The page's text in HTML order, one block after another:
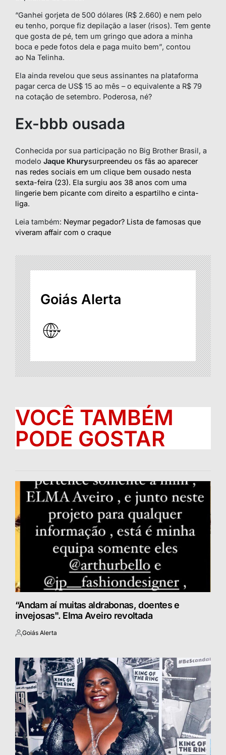
“Ganhei gorjeta de 500 dólares (R$ 2.660) e nem pelo
eu tenho, porque fiz depilação a laser (risos). Tem gente
que gosta de pé, tem um gringo que adora a minha
boca e pede fotos dela e paga muito bem”, contou
ao Na Telinha.
Ela ainda revelou que seus assinantes na plataforma
pagar cerca de US$ 15 ao mês – o equivalente a R$ 79
na cotação de setembro. Poderosa, né?
Ex-bbb ousada
Conhecida por sua participação no Big Brother Brasil, a
modelo Jaque Khurysurpreendeu os fãs ao aparecer
nas redes sociais em um clique bem ousado nesta
sexta-feira (23). Ela surgiu aos 38 anos com uma
lingerie bem picante com direito a espartilho e cinta-
liga.
Leia também: Neymar pegador? Lista de famosas que
viveram affair com o craque
Goiás Alerta
VOCÊ TAMBÉM
PODE GOSTAR
“Andam aí muitas aldrabonas, doentes e
invejosas". Elma Aveiro revoltada
Postado
Goiás Alerta